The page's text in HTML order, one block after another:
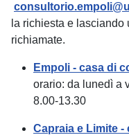
la richiesta e
richiamate.
Empoli - casa di
orario: da lunedì a
8.00-13.30
Capraia e Limite -